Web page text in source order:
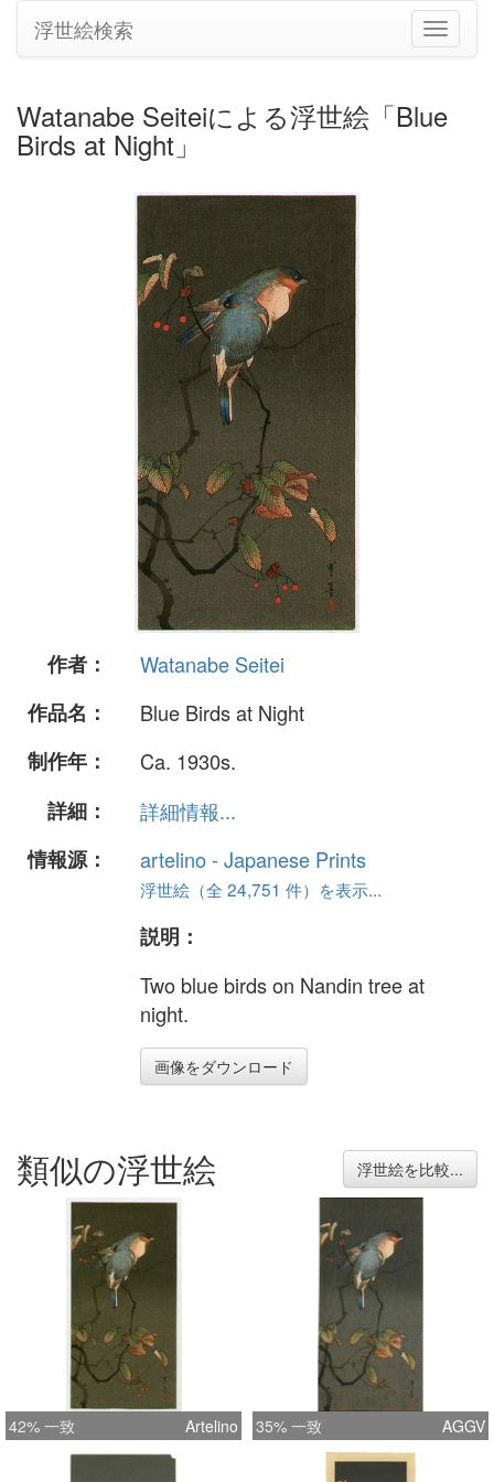
ナ
ビ
シ
浮世絵検索
Watanabe Seiteiによる浮世絵「Blue
Birds at Night」
作者：
Watanabe Seitei
作品名：
Blue Birds at Night
制作年：
Ca. 1930s.
詳細：
詳細情報...
情報源：
artelino - Japanese Prints
浮世絵（全 24,751 件）を表示...
説明：
Two blue birds on Nandin tree at
night.
画像をダウンロード
類似の浮世絵 浮世絵を比較...
42% 一致 Artelino 35% 一致 AGGV